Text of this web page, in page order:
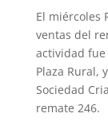
El miércoles
ventas del
actividad
Plaza Rural,
Sociedad
remate 246.